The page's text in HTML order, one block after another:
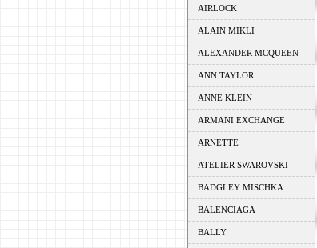
AIRLOCK
ALAIN MIKLI
ALEXANDER MCQUEEN
ANN TAYLOR
ANNE KLEIN
ARMANI EXCHANGE
ARNETTE
ATELIER SWAROVSKI
BADGLEY MISCHKA
BALENCIAGA
BALLY